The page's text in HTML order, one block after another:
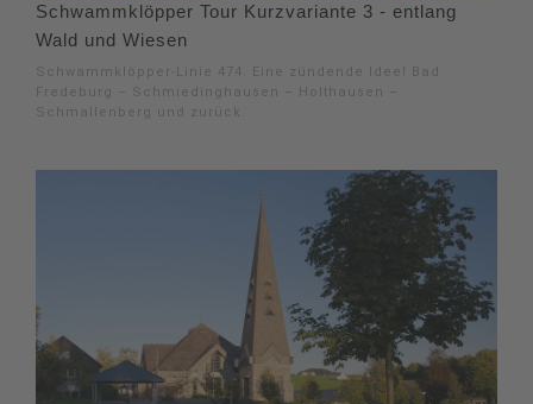
Schwammklöpper Tour Kurzvariante 3 - entlang
Wald und Wiesen
Schwammklöpper-Linie 474. Eine zündende Idee! Bad
Fredeburg – Schmiedinghausen – Holthausen –
Schmallenberg und zurück.